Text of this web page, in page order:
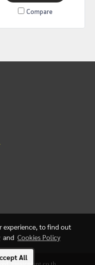
Compare
experience, to find out
and Cookies Policy
All